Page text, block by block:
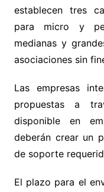
establecen tres
para micro y
medianas y
asociaciones sin
Las empresas
propuestas a
disponible en
deberán crear un
de soporte
El plazo para el